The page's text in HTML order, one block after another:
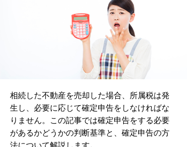
相続した不動産を売却した場合、所属税は発
生し、必要に応じて確定申告をしなければな
りません。この記事では確定申告をする必要
があるかどうかの判断基準と、確定申告の方